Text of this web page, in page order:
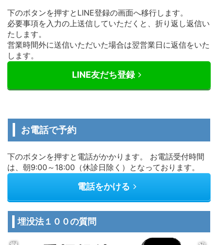
下のボタンを押すとLINE登録の画面へ移行します。
必要事項を入力の上送信していただくと、折り返し返信い
たします。
営業時間外に送信いただいた場合は翌営業日に返信をいた
します。
LINE友だち登録
お電話で予約
下のボタンを押すと電話がかかります。 お電話受付時間
は、朝9:00～18:00（休診日除く）となっております。
電話をかける
埋没法１００の質問